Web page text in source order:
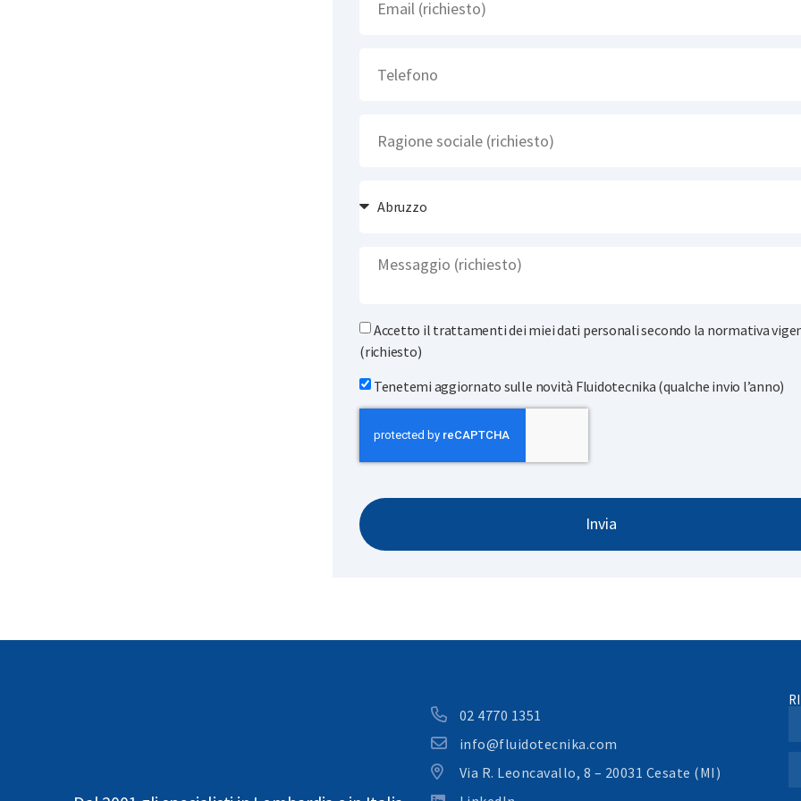
Accetto il trattamenti dei miei dati personali secondo la normativa
(richiesto)
Tenetemi aggiornato sulle novità Fluidotecnika (qualche invio l’anno)
Invia
02 4770 1351
info@fluidotecnika.com
Via R. Leoncavallo, 8 – 20031 Cesate (MI)